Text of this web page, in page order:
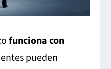
funciona con
pueden